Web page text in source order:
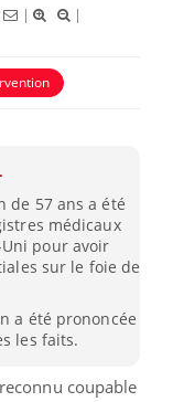
|
|
de 57 ans a été
médicaux
pour avoir
sur le foie de
a été prononcée
les faits.
coupable